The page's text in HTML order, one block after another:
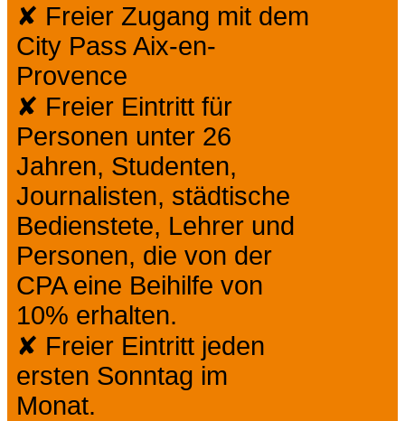
✘ Freier Zugang mit dem
City Pass Aix-en-
Provence
✘ Freier Eintritt für
Personen unter 26
Jahren, Studenten,
Journalisten, städtische
Bedienstete, Lehrer und
Personen, die von der
CPA eine Beihilfe von
10% erhalten.
✘ Freier Eintritt jeden
ersten Sonntag im
Monat.